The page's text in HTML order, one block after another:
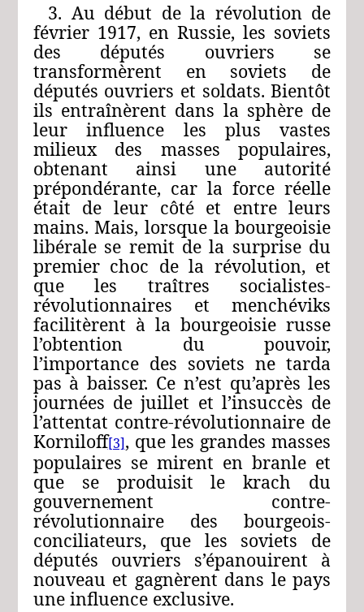
3. Au début de la révolution de
février 1917, en Russie, les soviets
des députés ouvriers se
transformèrent en soviets de
députés ouvriers et soldats. Bientôt
ils entraînèrent dans la sphère de
leur influence les plus vastes
milieux des masses populaires,
obtenant ainsi une autorité
prépondérante, car la force réelle
était de leur côté et entre leurs
mains. Mais, lorsque la bourgeoisie
libérale se remit de la surprise du
premier choc de la révolution, et
que les traîtres socialistes-
révolutionnaires et menchéviks
facilitèrent à la bourgeoisie russe
l’obtention du pouvoir,
l’importance des soviets ne tarda
pas à baisser. Ce n’est qu’après les
journées de juillet et l’insuccès de
l’attentat contre-révolutionnaire de
Korniloff[3], que les grandes masses
populaires se mirent en branle et
que se produisit le krach du
gouvernement contre-
révolutionnaire des bourgeois-
conciliateurs, que les soviets de
députés ouvriers s’épanouirent à
nouveau et gagnèrent dans le pays
une influence exclusive.